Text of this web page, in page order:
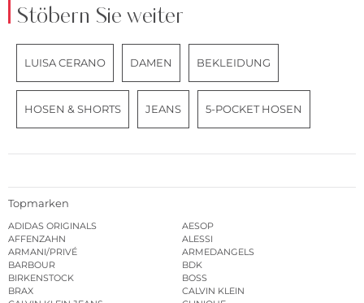
Stöbern Sie weiter
LUISA CERANO DAMEN BEKLEIDUNG
HOSEN & SHORTS JEANS 5-POCKET HOSEN
Topmarken
ADIDAS ORIGINALS
AESOP
AFFENZAHN
ALESSI
ARMANI/PRIVÉ
ARMEDANGELS
BARBOUR
BDK
BIRKENSTOCK
BOSS
BRAX
CALVIN KLEIN